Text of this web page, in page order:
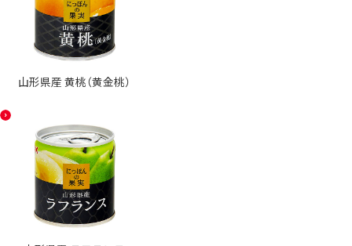
山形県産 黄桃（黄金桃）